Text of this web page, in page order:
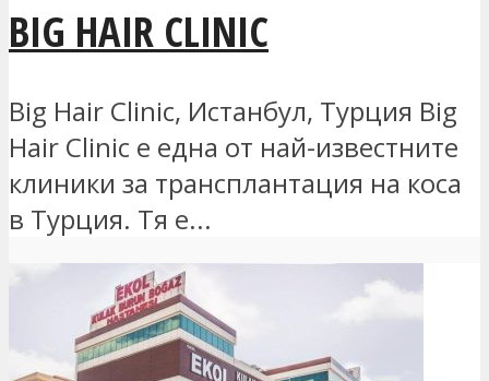
BIG HAIR CLINIC
Big Hair Clinic, Истанбул, Турция Big
Hair Clinic е една от най-известните
клиники за трансплантация на коса
в Турция. Тя е...